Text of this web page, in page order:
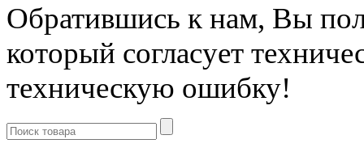
Обратившись к нам, Вы
который согласует
техническую ошибку!